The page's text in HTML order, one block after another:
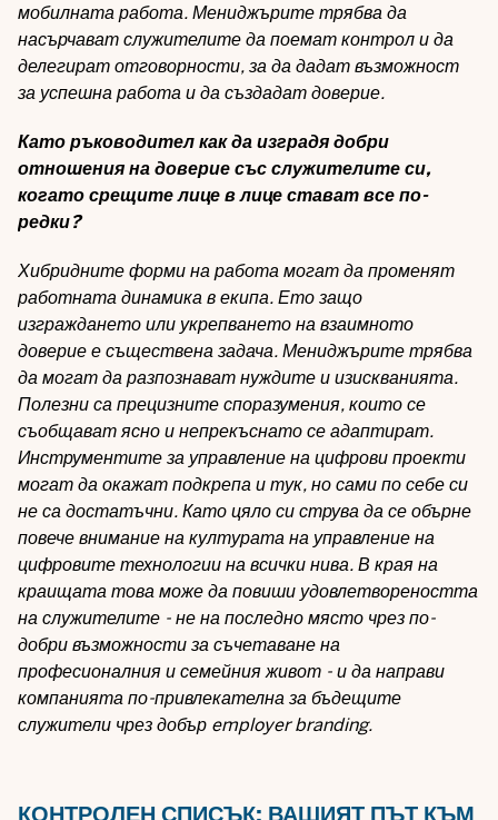
мобилната работа. Мениджърите трябва да
насърчават служителите да поемат контрол и да
делегират отговорности, за да дадат възможност
за успешна работа и да създадат доверие.
Като ръководител как да изградя добри
отношения на доверие със служителите си,
когато срещите лице в лице стават все по-
редки?
Хибридните форми на работа могат да променят
работната динамика в екипа. Ето защо
изграждането или укрепването на взаимното
доверие е съществена задача. Мениджърите трябва
да могат да разпознават нуждите и изискванията.
Полезни са прецизните споразумения, които се
съобщават ясно и непрекъснато се адаптират.
Инструментите за управление на цифрови проекти
могат да окажат подкрепа и тук, но сами по себе си
не са достатъчни. Като цяло си струва да се обърне
повече внимание на културата на управление на
цифровите технологии на всички нива. В края на
краищата това може да повиши удовлетвореността
на служителите - не на последно място чрез по-
добри възможности за съчетаване на
професионалния и семейния живот - и да направи
компанията по-привлекателна за бъдещите
служители чрез добър employer branding.